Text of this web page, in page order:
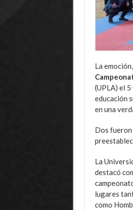
La
(UPLA) el
educación
en una
Dos fueron
La
destacó
lugares
como